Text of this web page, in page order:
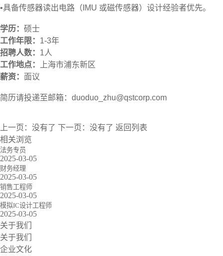
•具备传感器读出电路（IMU 或磁传感器）设计经验者优先。
学历： 硕士
工作年限： 1-3年
招聘人数： 1人
工作地点：
上海市浦东新区
薪资： 面议
简历请投递至邮箱：duoduo_zhu@qstcorp.com
上一页： 没有了 下一页： 没有了 返回列表
相关浏览
法务专员
2025-03-05
财务经理
2025-03-05
销售工程师
2025-03-05
模拟IC设计工程师
2025-03-05
关于我们
关于我们
企业文化